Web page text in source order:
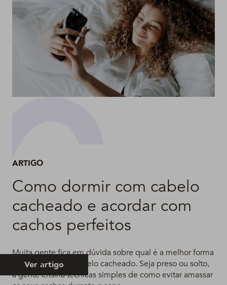
ARTIGO
Como dormir com cabelo
cacheado e acordar com
cachos perfeitos
Muita gente fica em dúvida sobre qual é a melhor forma
de dormir com o cabelo cacheado. Seja preso ou solto,
a gente ensina técnicas simples de como evitar amassar
Ver artigo